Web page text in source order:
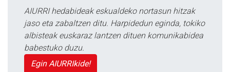
AIURRI hedabideak eskualdeko nortasun hitzak
jaso eta zabaltzen ditu. Harpidedun eginda, tokiko
albisteak euskaraz lantzen dituen komunikabidea
babestuko duzu.
Egin AIURRIkide!